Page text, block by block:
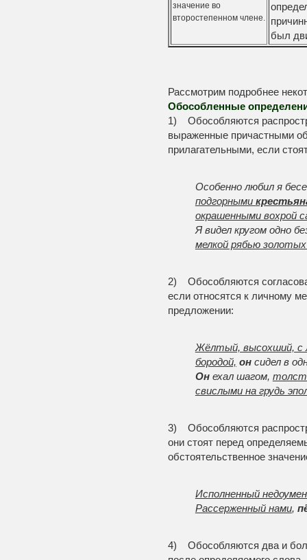
значение во
второстепенном члене.
был
Рассмотрим подробнее
Обособленные
1) Обособляются
выраженные причастными
прилагательными, если
Особенно любил я
подгорными
окрашенными вохрой
Я видел кругом одно
мелкой рябью
2) Обособляются
если относятся к личному
предложении:
Жёлтый, высохший, с
бородой, онсидел в
Онехал шагом,
свислыми на грудь
3) Обособляются
они стоят перед
обстоятельственное
Исполненный
Рассерженный нами,
4) Обособляются два и